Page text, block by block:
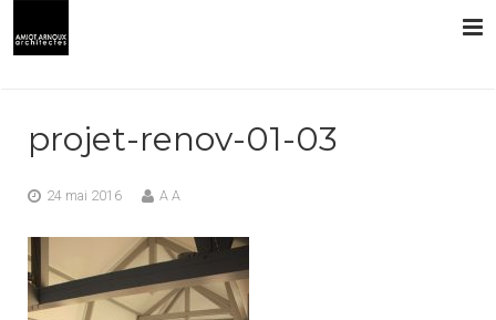
PRESTATIONS
CONTACT
projet-renov-01-03
24 mai 2016 A A